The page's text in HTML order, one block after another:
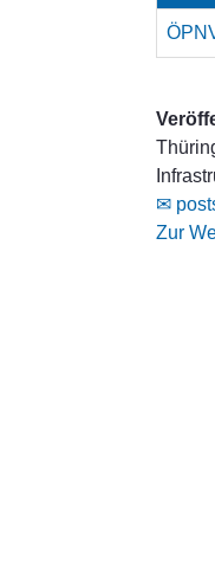
✉
Zur